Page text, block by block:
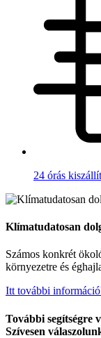
24 órás
Klímatudatosan
Számos konkrét
környezetre és
Itt további
További segítségre
Szívesen